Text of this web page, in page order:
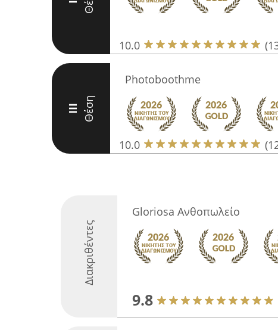
10.0
III Θέση
Photoboothme
10.0
Διακριθέντες
Gloriosa Ανθοπωλείο
9.8